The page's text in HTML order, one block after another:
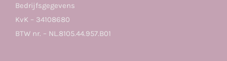
Bedrijfsgegevens
KvK – 34108680
BTW nr. – NL.8105.44.957.B01